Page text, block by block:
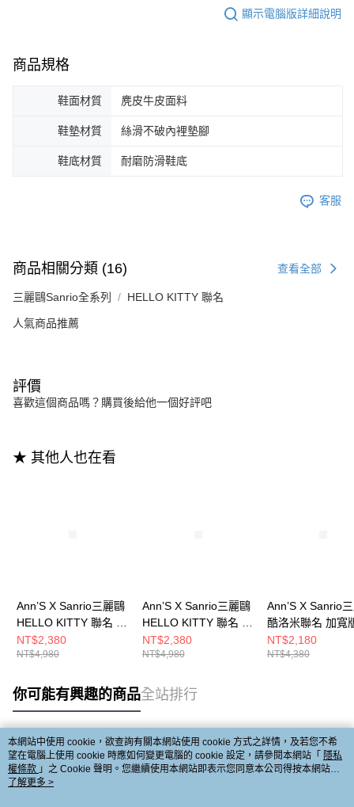
顯示電腦版詳細說明
商品規格
鞋面材質 麂皮牛皮面料
鞋墊材質 絲滑不破內裡墊腳
鞋底材質 耐磨防滑鞋底
客服
商品相關分類 (16) 查看全部
三麗鷗Sanrio全系列 HELLO KITTY 聯名
人氣商品推薦
評價
喜歡這個商品嗎？購買後給他一個好評吧
★ 其他人也在看
Ann’S X Sanrio三麗鷗
HELLO KITTY 聯名 大
臉刺繡 軟綿加寬版 可
兩穿真皮牛麂皮饅頭鞋
NT$2,380
NT$4,980
Ann’S X Sanrio三麗鷗
HELLO KITTY 聯名 大
臉刺繡 軟綿加寬版 可
兩穿真皮牛麂皮饅頭鞋
NT$2,380
NT$4,980
Ann’S X Sanrio
酷洛米聯名 加寬
綿二舅拖 真皮牛
饅頭瑪莉珍2cm-
NT$2,180
NT$4,380
你可能有興趣的商品全站排行
熱門標籤
本網站中使用 cookie，欲查詢有關本網站使用 cookie 方式之詳情，及若您不希
望在電腦上使用 cookie 時應如何變更電腦的 cookie 設定，請參閱本網站「 隱私
權條款 」之 Cookie 聲明。您繼續使用本網站即表示您同意本公司得按本網站使
用條款之 Cookie 聲明使用 cookie。
了解更多 >